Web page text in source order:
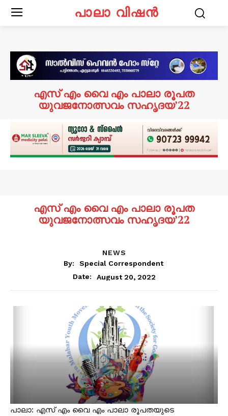
പാലാ വിഷൻ
എസ് എം വൈ എം പാലാ രൂപത
യുവജനോത്സവം സഹൃദയ’22
എസ് എം വൈ എം പാലാ രൂപത
യുവജനോത്സവം സഹൃദയ’22
NEWS
By:
Special Correspondent
Date:
August 20, 2022
പാലാ: എസ് എം വൈ എം പാലാ രൂപതയുടെ